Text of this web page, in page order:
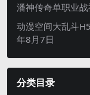
潘神传奇单职业
动漫空间大乱斗
年8月7日
分类目录